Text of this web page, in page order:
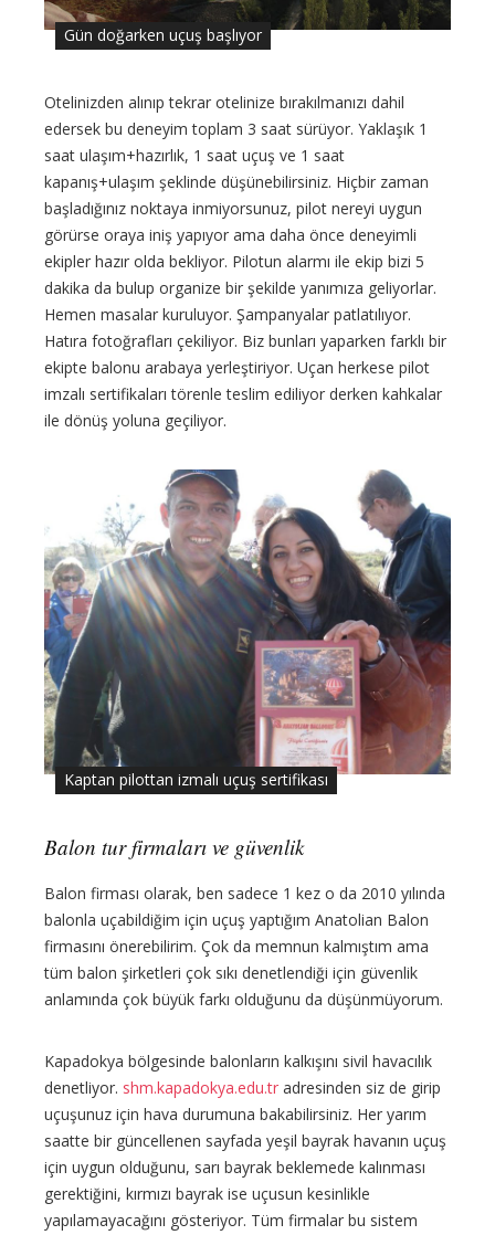
Gün doğarken uçuş başlıyor
Otelinizden alınıp tekrar otelinize bırakılmanızı dahil
edersek bu deneyim toplam 3 saat sürüyor. Yaklaşık 1
saat ulaşım+hazırlık, 1 saat uçuş ve 1 saat
kapanış+ulaşım şeklinde düşünebilirsiniz. Hiçbir zaman
başladığınız noktaya inmiyorsunuz, pilot nereyi uygun
görürse oraya iniş yapıyor ama daha önce deneyimli
ekipler hazır olda bekliyor. Pilotun alarmı ile ekip bizi 5
dakika da bulup organize bir şekilde yanımıza geliyorlar.
Hemen masalar kuruluyor. Şampanyalar patlatılıyor.
Hatıra fotoğrafları çekiliyor. Biz bunları yaparken farklı bir
ekipte balonu arabaya yerleştiriyor. Uçan herkese pilot
imzalı sertifikaları törenle teslim ediliyor derken kahkalar
ile dönüş yoluna geçiliyor.
Kaptan pilottan izmalı uçuş sertifikası
Balon tur firmaları ve güvenlik
Balon firması olarak, ben sadece 1 kez o da 2010 yılında
balonla uçabildiğim için uçuş yaptığım Anatolian Balon
firmasını önerebilirim. Çok da memnun kalmıştım ama
tüm balon şirketleri çok sıkı denetlendiği için güvenlik
anlamında çok büyük farkı olduğunu da düşünmüyorum.
Kapadokya bölgesinde balonların kalkışını sivil havacılık
denetliyor. shm.kapadokya.edu.tr adresinden siz de girip
uçuşunuz için hava durumuna bakabilirsiniz. Her yarım
saatte bir güncellenen sayfada yeşil bayrak havanın uçuş
için uygun olduğunu, sarı bayrak beklemede kalınması
gerektiğini, kırmızı bayrak ise uçusun kesinlikle
yapılamayacağını gösteriyor. Tüm firmalar bu sistem